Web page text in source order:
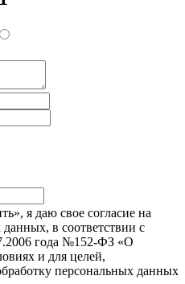
я даю свое согласие на
в соответствии с
года №152-ФЗ «О
и для целей,
персональных данных